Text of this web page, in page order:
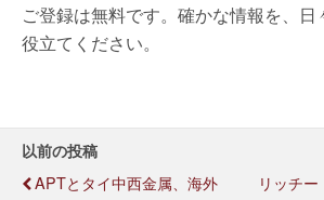
ご登録は無料です。確かな情報を、日
役立てください。
以前の投稿
APTとタイ中西金属、海外
リッチ